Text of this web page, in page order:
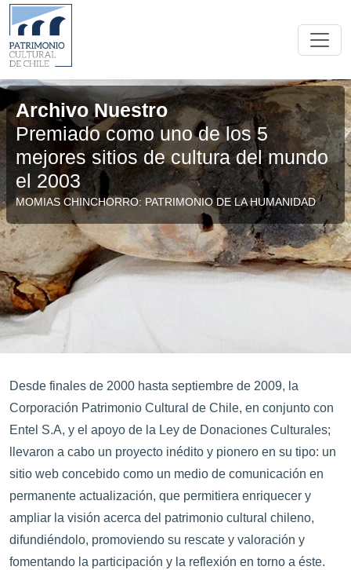
Archivo Nuestro
Premiado como uno de los 5
mejores sitios de cultura del mundo
el 2003
MOMIAS CHINCHORRO: PATRIMONIO DE LA HUMANIDAD
Desde finales de 2000 hasta septiembre de 2009, la
Corporación Patrimonio Cultural de Chile, en conjunto con
Entel S.A, y el apoyo de la Ley de Donaciones Culturales;
llevaron a cabo un proyecto inédito y pionero en su tipo: un
sitio web concebido como un medio de comunicación en
permanente actualización, que permitiera enriquecer y
ampliar la visión acerca del patrimonio cultural chileno,
difundiéndolo, promoviendo su rescate y valoración y
fomentando la participación y la reflexión en torno a éste.